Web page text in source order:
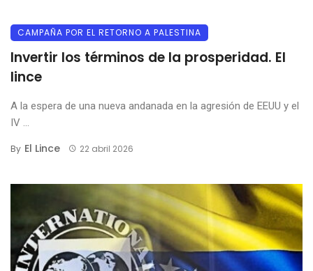
CAMPAÑA POR EL RETORNO A PALESTINA
Invertir los términos de la prosperidad. El
lince
A la espera de una nueva andanada en la agresión de EEUU y el
IV ...
By El Lince 22 abril 2026